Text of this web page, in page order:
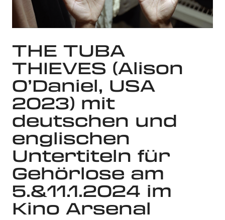
THE TUBA
THIEVES (Alison
O’Daniel, USA
2023) mit
deutschen und
englischen
Untertiteln für
Gehörlose am
5.&11.1.2024 im
Kino Arsenal